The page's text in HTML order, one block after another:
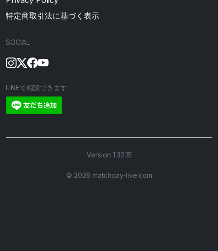
特定商取引法に基づく表示
SOCIAL
LINEで相談できます
Version 1.32.15
©︎ 2026 matchday-live.com